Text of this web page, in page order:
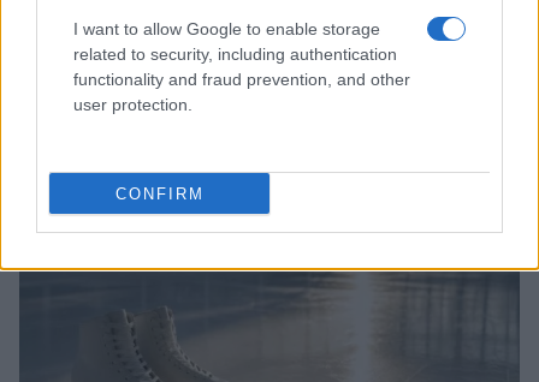
I want to allow Google to enable storage
related to security, including authentication
functionality and fraud prevention, and other
user protection.
CONFIRM